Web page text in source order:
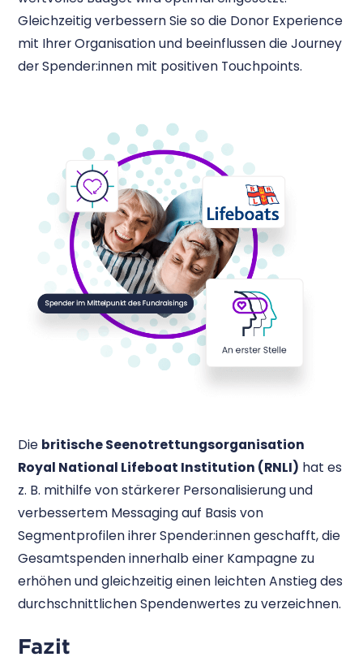
Gleichzeitig verbessern Sie so die Donor Experience
mit Ihrer Organisation und beeinflussen die Journey
der Spender:innen mit positiven Touchpoints.
Die britische Seenotrettungsorganisation
Royal National Lifeboat Institution (RNLI) hat es
z. B. mithilfe von stärkerer Personalisierung und
verbessertem Messaging auf Basis von
Segmentprofilen ihrer Spender:innen geschafft, die
Gesamtspenden innerhalb einer Kampagne zu
erhöhen und gleichzeitig einen leichten Anstieg des
durchschnittlichen Spendenwertes zu verzeichnen.
Fazit